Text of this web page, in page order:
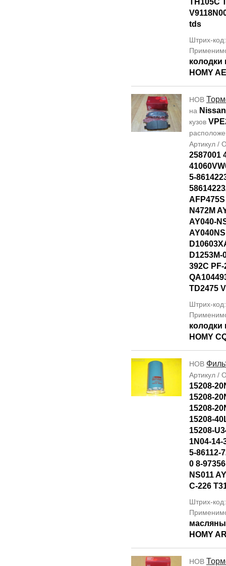
TH105C
tds
Штрих-
колодки
HOMY
НОВ
на
кузов
Артикул /
2587001
5-
N472M
AY040-
D1253M-
392C
TD2475
Штрих-
колодки
HOMY
НОВ
Артикул /
15208-
15208-
15208-
15208-
15208-
1N04-14-
5-86112-
0 8-
NS011
C-226
Штрих-
HOMY
НОВ